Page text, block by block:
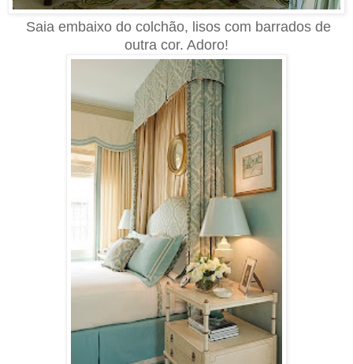
Saia embaixo do colchão, lisos com barrados de
outra cor. Adoro!